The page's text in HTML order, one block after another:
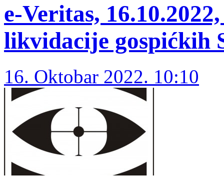
e-Veritas,
likvidacije gospićkih
16. Oktobar 2022. 10:10